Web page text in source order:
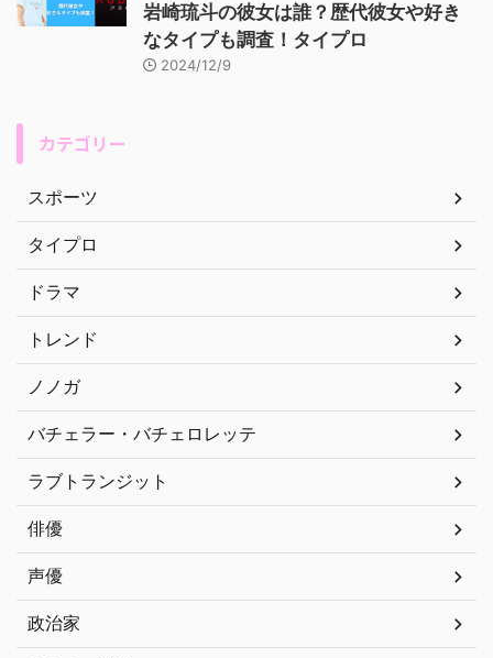
岩崎琉斗の彼女は誰？歴代彼女や好き
なタイプも調査！タイプロ
2024/12/9
カテゴリー
スポーツ
タイプロ
ドラマ
トレンド
ノノガ
バチェラー・バチェロレッテ
ラブトランジット
俳優
声優
政治家